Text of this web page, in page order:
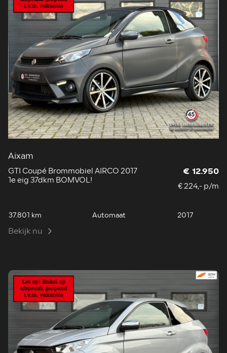
Aixam
GTI Coupé Brommobiel AIRCO 2017
1e eig 37dkm BOMVOL!
€ 12.950
€ 224,- p/m
37.801 km Automaat 2017
Bekijk nu